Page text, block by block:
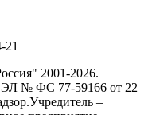
21
2001-2026.
ЭЛ № ФС 77-59166 от 22
–